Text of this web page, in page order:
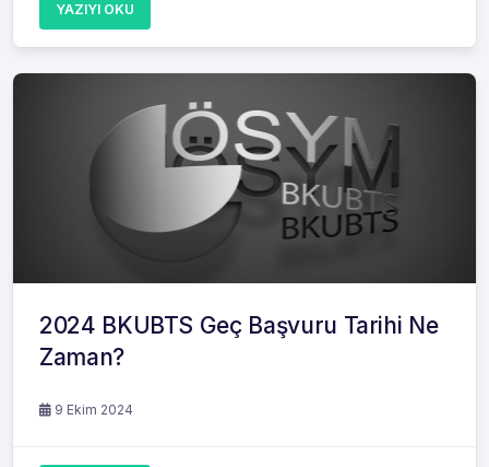
YAZIYI OKU
2024 BKUBTS Geç Başvuru Tarihi Ne
Zaman?
9 Ekim 2024